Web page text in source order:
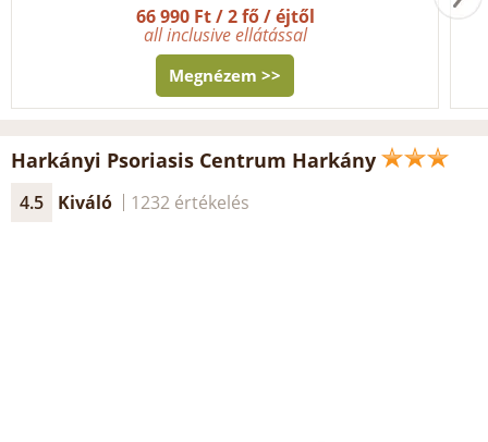
66 990 Ft / 2 fő / éjtől
all inclusive ellátással
Megnézem >>
Harkányi Psoriasis Centrum Harkány
4.5 Kiváló 1232 értékelés